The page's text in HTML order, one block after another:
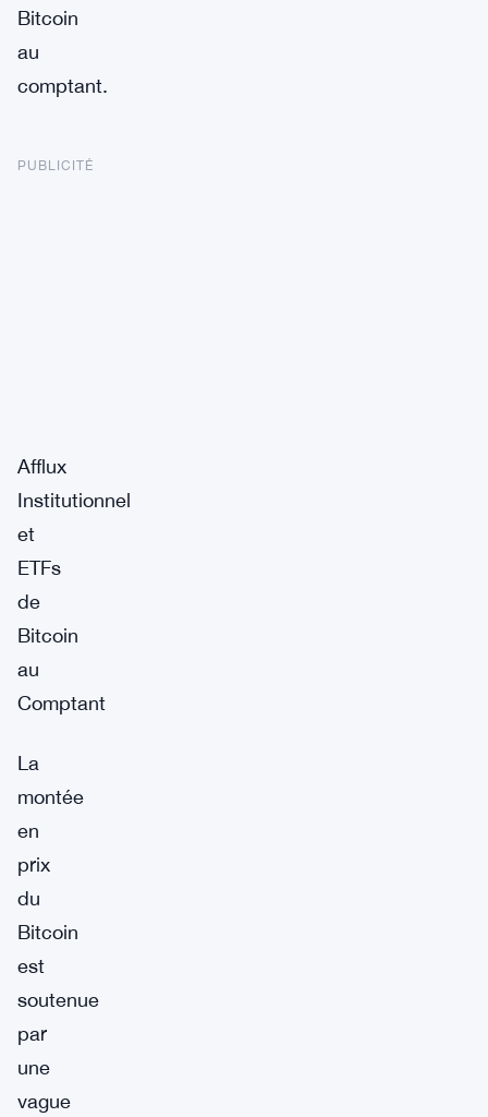
Bitcoin
au
comptant.
PUBLICITÉ
Afflux
Institutionnel
et
ETFs
de
Bitcoin
au
Comptant
La
montée
en
prix
du
Bitcoin
est
soutenue
par
une
vague